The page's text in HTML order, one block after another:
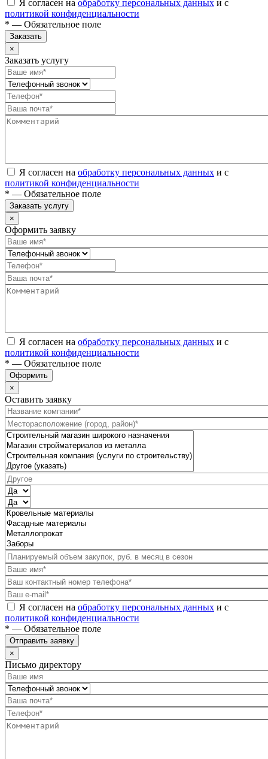
Я согласен на обработку персональных данных и с
политикой конфиденциальности
* — Обязательное поле
Заказать
×
Заказать услугу
Я согласен на обработку персональных данных и с
политикой конфиденциальности
* — Обязательное поле
Заказать услугу
×
Оформить заявку
Я согласен на обработку персональных данных и с
политикой конфиденциальности
* — Обязательное поле
Оформить
×
Оставить заявку
Я согласен на обработку персональных данных и с
политикой конфиденциальности
* — Обязательное поле
Отправить заявку
×
Письмо директору